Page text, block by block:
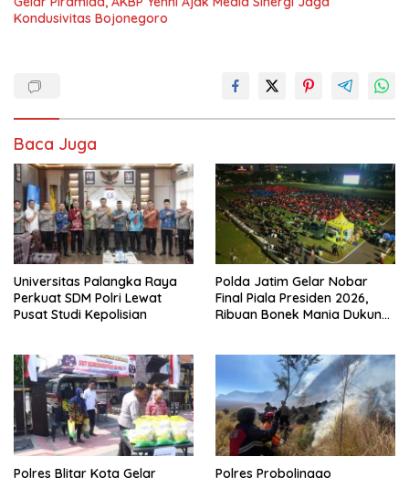
Kondusivitas Bojonegoro
Baca Juga
Universitas Palangka Raya
Perkuat SDM Polri Lewat
Pusat Studi Kepolisian
Polda Jatim Gelar Nobar
Final Piala Presiden 2026,
Ribuan Bonek Mania Dukung
Polres Blitar Kota Gelar
Polres Probolinggo